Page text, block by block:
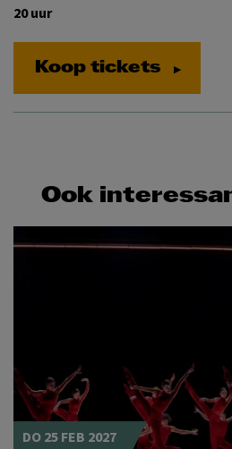
20 uur
Koop tickets
Ook
DO 25 FEB 2027